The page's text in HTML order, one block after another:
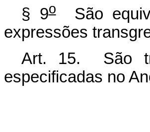
§ 9oSão
expressões
Art. 15. São
especificadas no